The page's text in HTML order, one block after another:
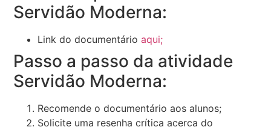
Servidão Moderna:
Link do documentárioaqui;
Passo a passo da atividade
Servidão Moderna:
Recomende o documentário aos alunos;
Solicite uma resenha crítica acerca do